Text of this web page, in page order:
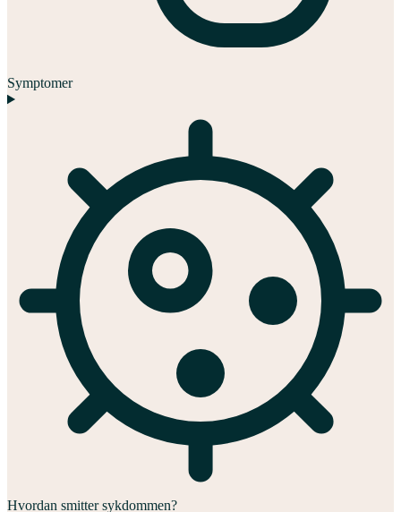
Symptomer
Hvordan smitter sykdommen?